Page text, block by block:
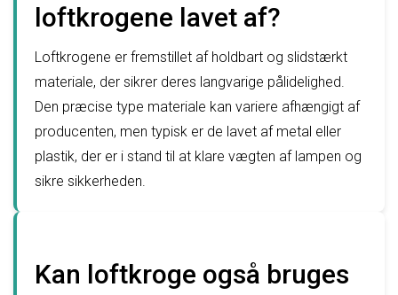
loftkrogene lavet af?
Loftkrogene er fremstillet af holdbart og slidstærkt
materiale, der sikrer deres langvarige pålidelighed.
Den præcise type materiale kan variere afhængigt af
producenten, men typisk er de lavet af metal eller
plastik, der er i stand til at klare vægten af ​​lampen og
sikre sikkerheden.
Kan loftkroge også bruges